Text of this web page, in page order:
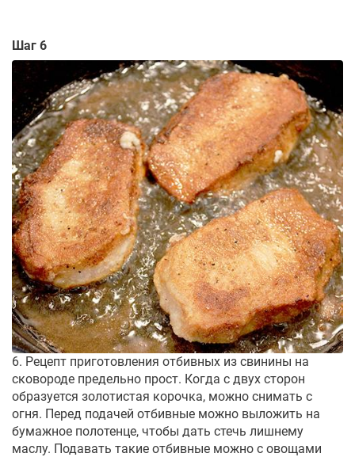
Шаг 6
6. Рецепт приготовления отбивных из свинины на
сковороде предельно прост. Когда с двух сторон
образуется золотистая корочка, можно снимать с
огня. Перед подачей отбивные можно выложить на
бумажное полотенце, чтобы дать стечь лишнему
маслу. Подавать такие отбивные можно с овощами